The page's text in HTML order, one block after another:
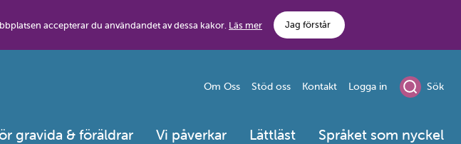
accepterar du användandet av dessa kakor. Läs mer Jag förstår
gravida & föräldrar Vi påverkar Lättläst Språket som nyckel
Om Oss Stöd oss Kontakt Logga in Sök